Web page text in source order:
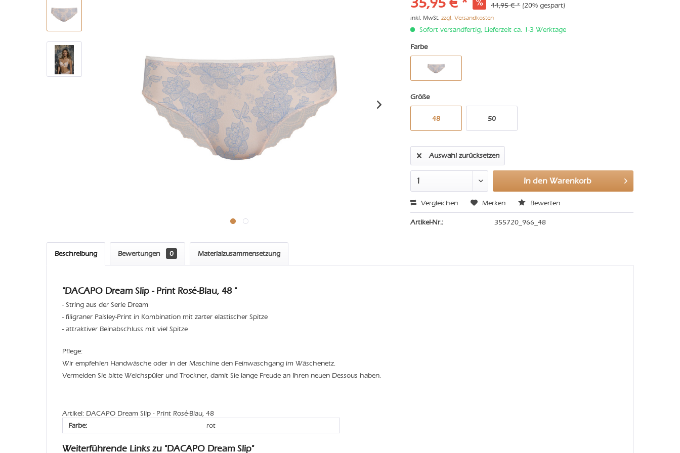
44,95 € * (20% gespart)
inkl. MwSt.zzgl. Versandkosten
Sofort versandfertig, Lieferzeit ca. 1-3 Werktage
Farbe
Größe
48 50
Auswahl zurücksetzen
In den Warenkorb
Vergleichen Merken Bewerten
Artikel-Nr.: 355720_966_48
Beschreibung Bewertungen 0 Materialzusammensetzung
"DACAPO Dream Slip - Print Rosé-Blau, 48 "
- String aus der Serie Dream
- filigraner Paisley-Print in Kombination mit zarter elastischer Spitze
- attraktiver Beinabschluss mit viel Spitze
Pflege:
Wir empfehlen Handwäsche oder in der Maschine den Feinwaschgang im Wäschenetz.
Vermeiden Sie bitte Weichspüler und Trockner, damit Sie lange Freude an Ihren neuen Dessous haben.
Artikel: DACAPO Dream Slip - Print Rosé-Blau, 48
Farbe:
rot
Weiterführende Links zu "DACAPO Dream Slip"